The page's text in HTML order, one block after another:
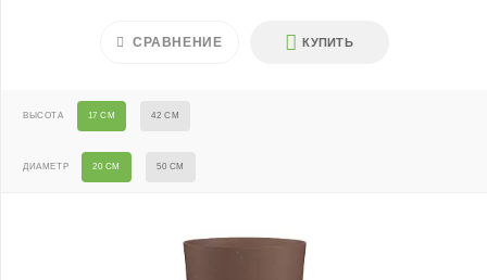
КУПИТЬ
СРАВНЕНИЕ
ВЫСОТА 17 СМ 42 СМ
ДИАМЕТР 20 СМ 50 СМ